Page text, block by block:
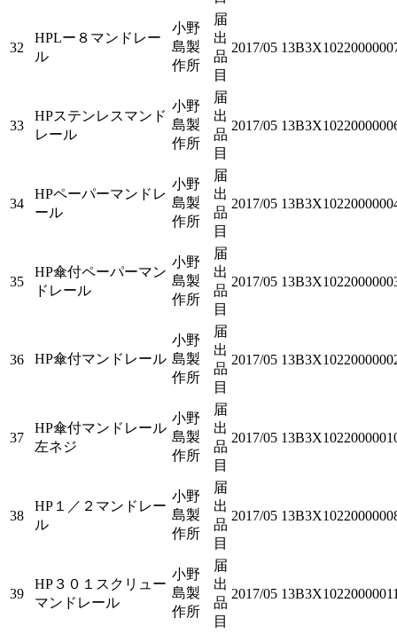
32
HPLー８マンドレー
ル
小野
島製
作所
届
出
品
目
2017/05
33
HPステンレスマンド
レール
小野
島製
作所
届
出
品
目
2017/05
34
HPペーパーマンドレ
ール
小野
島製
作所
届
出
品
目
2017/05
35
HP傘付ペーパーマン
ドレール
小野
島製
作所
届
出
品
目
2017/05
36 HP傘付マンドレール
小野
島製
作所
届
出
品
目
2017/05
37
HP傘付マンドレール
左ネジ
小野
島製
作所
届
出
品
目
2017/05
38
HP１／２マンドレー
ル
小野
島製
作所
届
出
品
目
2017/05
39
HP３０１スクリュー
マンドレール
小野
島製
作所
届
出
品
目
2017/05